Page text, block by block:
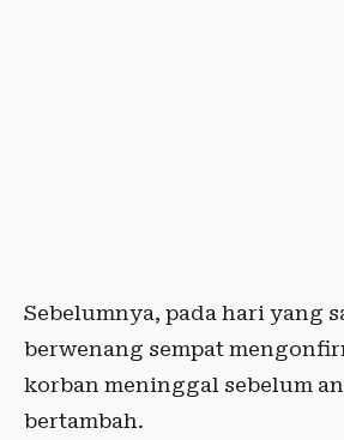
Sebelumnya, pada hari yang
berwenang sempat
korban meninggal sebelum
bertambah.